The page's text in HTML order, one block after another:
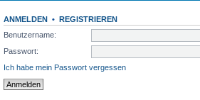
ANMELDEN • REGISTRIEREN
Benutzername:
Passwort:
Ich habe mein Passwort vergessen